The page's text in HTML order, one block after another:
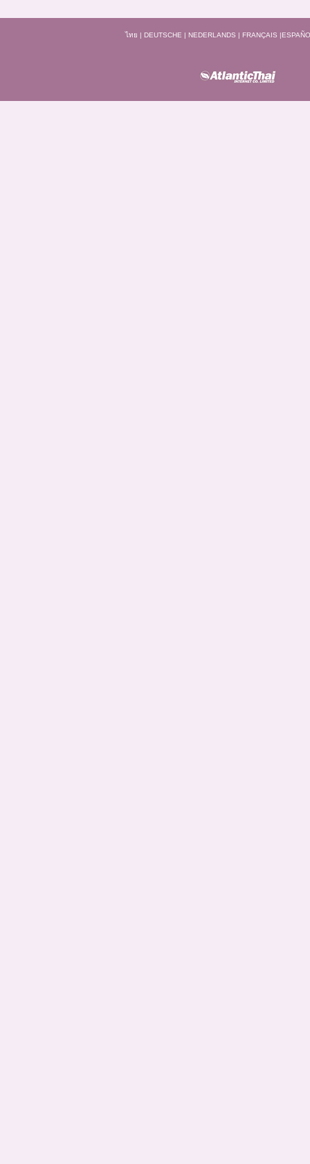
ไทย | DEUTSCHE | NEDERLANDS | FRANÇAIS |